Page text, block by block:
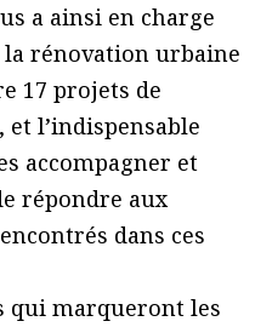
a ainsi en charge
rénovation urbaine
17 projets de
lʼindispensable
accompagner et
répondre aux
dans ces
qui marqueront les